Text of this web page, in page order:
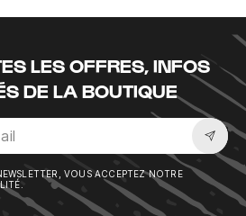
LES OFFRES, INFOS
DE LA BOUTIQUE
VOUS ACCEPTEZ NOTRE